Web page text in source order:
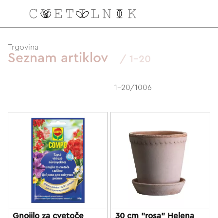
VAŠA KOŠARICA JE
Trgovina
Seznam artiklov / 1-20
1-20/1006
Gnojilo za cvetoče
30 cm "rosa" Helena